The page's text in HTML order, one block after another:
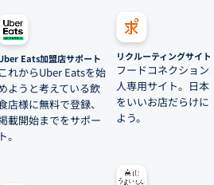
Eats加盟店サポート
これからUber Eatsを始
ようと考えている飲
店様に無料で登録、
載開始までをサポー
ト。
リクルーティングサイト
フードコネクション
人専用サイト。日本
をいいお店だらけに
よう。